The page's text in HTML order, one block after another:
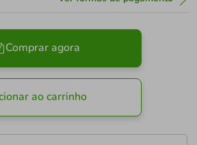
Comprar agora
ao carrinho